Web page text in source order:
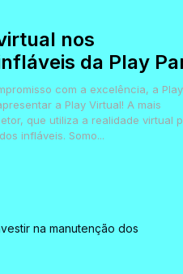
nos
da Play
com a excelência, a Play
a Play Virtual! A mais
que utiliza a realidade virtual
infláveis. Somo...